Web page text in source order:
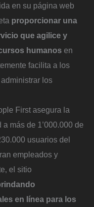
en su página web
proporcionar una
que agilice y
humanos en
facilita a los
los
First asegura la
más de 1’000.000 de
usuarios del
empleados y
el sitio
en línea para los